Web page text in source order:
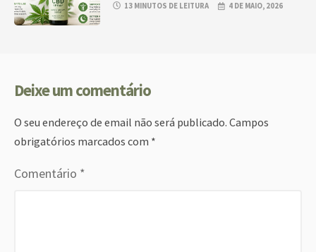
13 MINUTOS DE LEITURA 4 DE MAIO, 2026
Deixe um comentário
O seu endereço de email não será publicado. Campos
obrigatórios marcados com *
Comentário *